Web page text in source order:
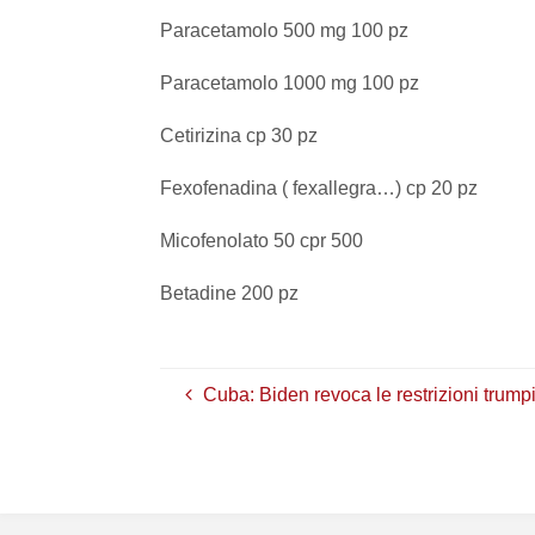
Paracetamolo 500 mg 100 pz
Paracetamolo 1000 mg 100 pz
Cetirizina cp 30 pz
Fexofenadina ( fexallegra…) cp 20 pz
Micofenolato 50 cpr 500
Betadine 200 pz
Cuba: Biden revoca le restrizioni